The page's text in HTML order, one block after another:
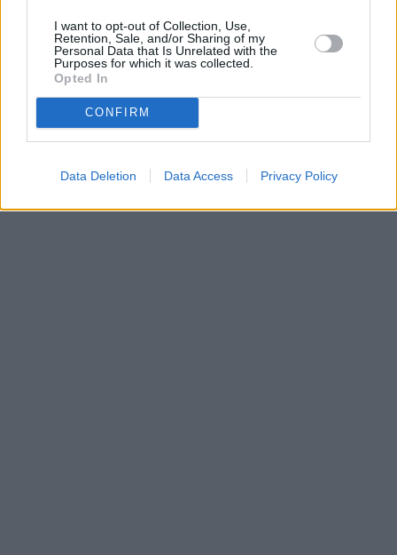
I want to opt-out of Collection, Use,
Retention, Sale, and/or Sharing of my
Personal Data that Is Unrelated with the
Purposes for which it was collected.
Opted In
CONFIRM
Data Deletion Data Access Privacy Policy
O webu parabola.cz•O souborech cookies•
Dovolená u moře•Bazény